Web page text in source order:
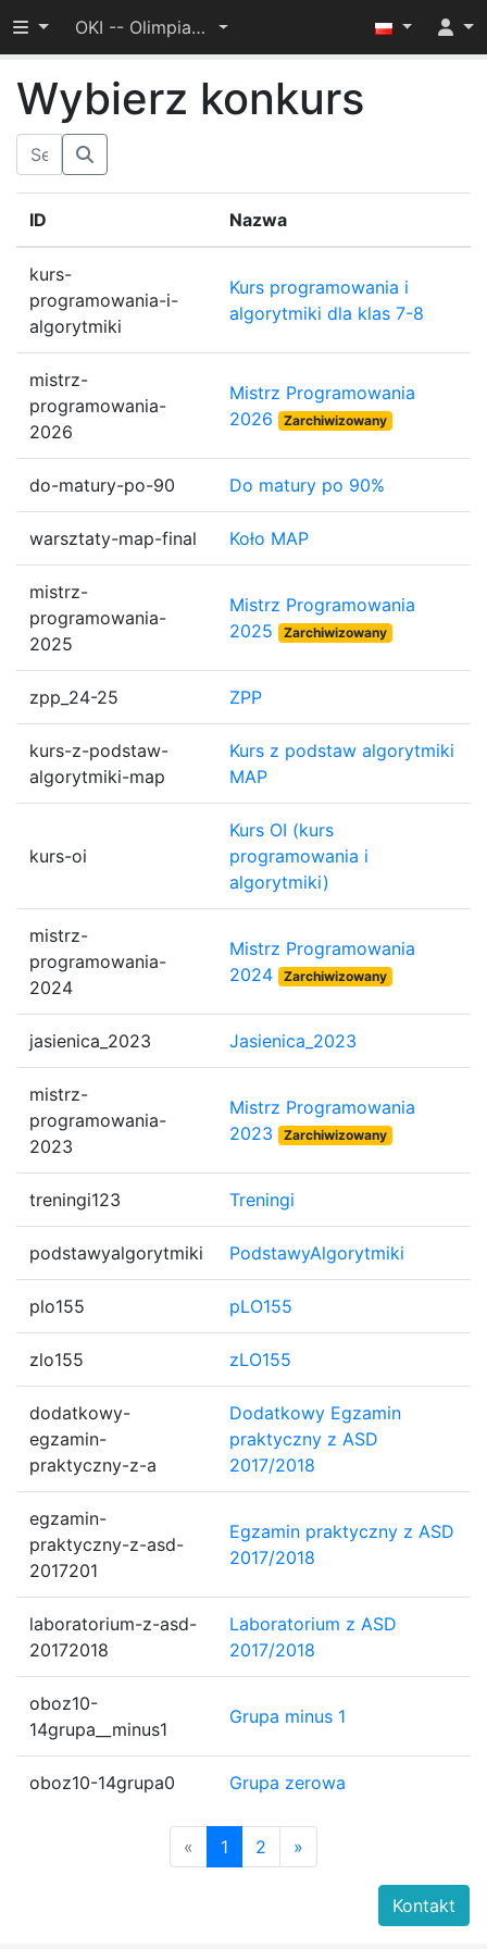
Przełącz widoczność menu
OKI -- Olimpiada dla Zaawansowanych 2022/2023
Wybierz konkurs
ID Nazwa
kurs-
programowania-i-
algorytmiki
Kurs programowania i
algorytmiki dla klas 7-8
mistrz-
programowania-
2026
Mistrz Programowania
2026
Zarchiwizowany
do-matury-po-90 Do matury po 90%
warsztaty-map-final Koło MAP
mistrz-
programowania-
2025
Mistrz Programowania
2025
Zarchiwizowany
zpp_24-25 ZPP
kurs-z-podstaw-
algorytmiki-map
Kurs z podstaw algorytmiki
MAP
kurs-oi
Kurs OI (kurs
programowania i
algorytmiki)
mistrz-
programowania-
2024
Mistrz Programowania
2024
Zarchiwizowany
jasienica_2023 Jasienica_2023
mistrz-
programowania-
2023
Mistrz Programowania
2023
Zarchiwizowany
treningi123 Treningi
podstawyalgorytmiki PodstawyAlgorytmiki
plo155 pLO155
zlo155 zLO155
dodatkowy-
egzamin-
praktyczny-z-a
Dodatkowy Egzamin
praktyczny z ASD
2017/2018
egzamin-
praktyczny-z-asd-
2017201
Egzamin praktyczny z ASD
2017/2018
laboratorium-z-asd-
20172018
Laboratorium z ASD
2017/2018
oboz10-
14grupa__minus1
Grupa minus 1
oboz10-14grupa0 Grupa zerowa
« 1 2 »
Kontakt